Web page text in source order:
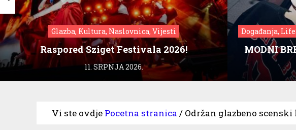
Glazba, Kultura, Naslovnica, Vijesti
Raspored Sziget Festivala 2026!
11. SRPNJA 2026.
Događanja,
MODNI
Vi ste ovdje Pocetna stranica / Održan glazbeno